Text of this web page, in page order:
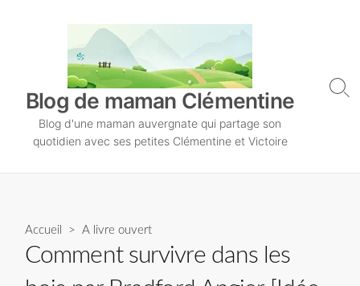
n
Blog de maman Clémentine
Blog d'une maman auvergnate qui partage son
quotidien avec ses petites Clémentine et Victoire
S
Accueil > A livre ouvert
Comment survivre dans les